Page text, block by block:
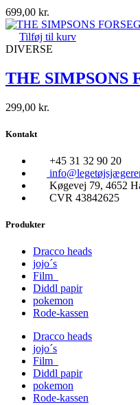
699,00 kr.
Tilføj til kurv
DIVERSE
THE SIMPSONS
299,00 kr.
Kontakt
+45 31 32 90 20
Køgevej 79, 4652
CVR 43842625
Produkter
Dracco heads
jojo´s
Film
Diddl papir
pokemon
Rode-kassen
Dracco heads
jojo´s
Film
Diddl papir
pokemon
Rode-kassen